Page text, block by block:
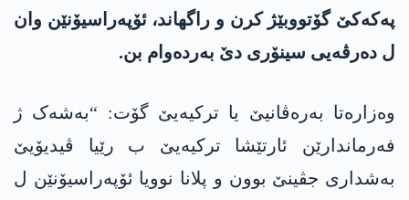
پەکەکێ گۆتووبێژ کرن و راگھاند، ئۆپەراسیۆنێن وان
ل دەرڤەیی سینۆری دێ بەردەوام بن.
وەزارەتا بەرەڤانیێ یا ترکیەیێ گۆت: “بەشەک ژ
فەرماندارێن ئارتێشا ترکیەیێ ب رێیا ڤیدیۆیێ
بەشداری جڤینێ بوون و پلانا نوویا ئۆپەراسیۆنێن ل